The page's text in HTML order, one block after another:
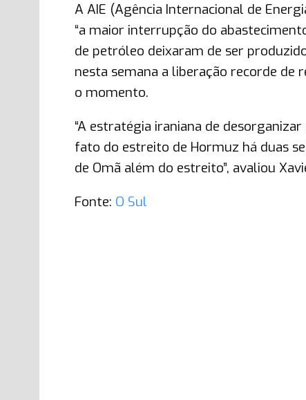
A AIE (Agência Internacional de
“a maior interrupção do
de petróleo deixaram de ser
nesta semana a liberação recorde de
o momento.
“A estratégia iraniana de
fato do estreito de Hormuz há duas
de Omã além do estreito”, avaliou
Fonte: O Sul